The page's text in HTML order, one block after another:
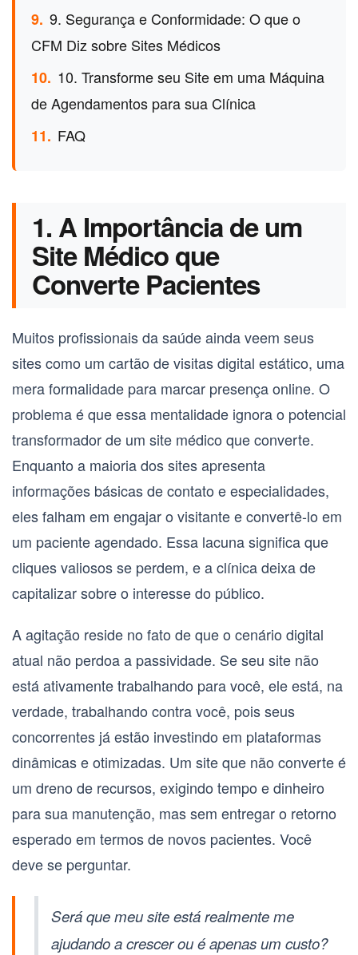
9. 9. Segurança e Conformidade: O que o
CFM Diz sobre Sites Médicos
10. 10. Transforme seu Site em uma Máquina
de Agendamentos para sua Clínica
11. FAQ
1. A Importância de um
Site Médico que
Converte Pacientes
Muitos profissionais da saúde ainda veem seus
sites como um cartão de visitas digital estático, uma
mera formalidade para marcar presença online. O
problema é que essa mentalidade ignora o potencial
transformador de um site médico que converte.
Enquanto a maioria dos sites apresenta
informações básicas de contato e especialidades,
eles falham em engajar o visitante e convertê-lo em
um paciente agendado. Essa lacuna significa que
cliques valiosos se perdem, e a clínica deixa de
capitalizar sobre o interesse do público.
A agitação reside no fato de que o cenário digital
atual não perdoa a passividade. Se seu site não
está ativamente trabalhando para você, ele está, na
verdade, trabalhando contra você, pois seus
concorrentes já estão investindo em plataformas
dinâmicas e otimizadas. Um site que não converte é
um dreno de recursos, exigindo tempo e dinheiro
para sua manutenção, mas sem entregar o retorno
esperado em termos de novos pacientes. Você
deve se perguntar.
Será que meu site está realmente me
ajudando a crescer ou é apenas um custo?